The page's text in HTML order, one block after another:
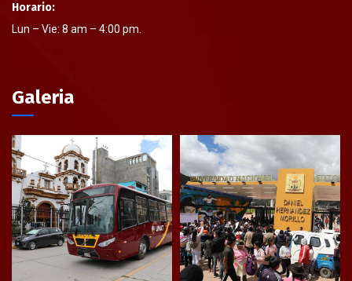
Horario:
Lun – Vie: 8 am – 4:00 pm.
Galeria